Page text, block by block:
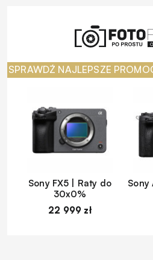
SPRAWDŹ NAJLEPSZE
Sony FX5 | Raty do
30x0%
22 999 zł
Sony